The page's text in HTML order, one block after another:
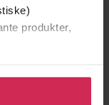
produkter,
til å
kan også